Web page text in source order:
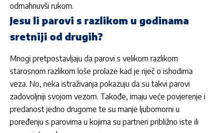
odmahnuvši rukom.
Jesu li parovi s razlikom u godinama
sretniji od drugih?
Mnogi pretpostavljaju da parovi s velikom razlikom
starosnom razlikom loše prolaze kad je riječ o ishodima
veza. No, neka istraživanja pokazuju da su takvi parovi
zadovoljniji svojom vezom. Takođe, imaju veće povjerenje i
predanost jedno drugome te su manje ljubomorni u
poređenju s parovima u kojima su partneri približno iste ili